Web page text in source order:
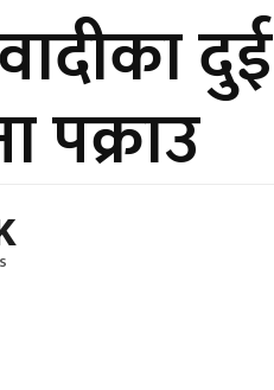
दुई
पक्राउ